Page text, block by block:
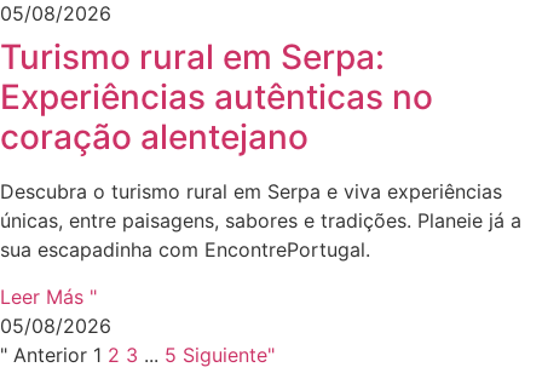
05/08/2026
Turismo rural em Serpa:
Experiências autênticas no
coração alentejano
Descubra o turismo rural em Serpa e viva experiências
únicas, entre paisagens, sabores e tradições. Planeie já a
sua escapadinha com EncontrePortugal.
Leer Más "
05/08/2026
" Anterior 1 2 3 ... 5 Siguiente"